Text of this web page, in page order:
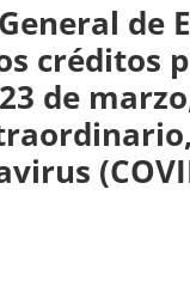
de
créditos
de